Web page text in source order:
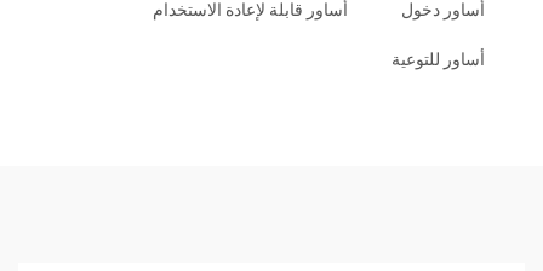
أساور دخول أساور قابلة لإعادة الاستخدام
أساور للتوعية